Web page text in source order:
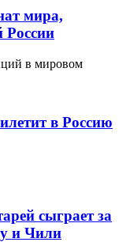
мира,
России
в мировом
в Россию
сыграет за
и Чили